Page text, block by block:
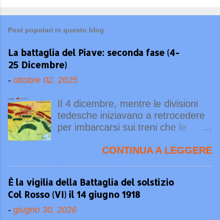
Post popolari in questo blog
La battaglia del Piave: seconda fase (4-
25 Dicembre)
- ottobre 02, 2025
Il 4 dicembre, mentre le divisioni
tedesche iniziavano a retrocedere
per imbarcarsi sui treni che le
Conrad - il quale finalmente
nuovo colpo di maglio sull'Altopiano
di Asiago. In quel settore, difeso al
XX Corpo d'Armata, 36 battaglioni
CONTINUA A LEGGERE
È la vigilia della Battaglia del solstizio
Col Rosso (VI) il 14 giugno 1918
- giugno 30, 2026